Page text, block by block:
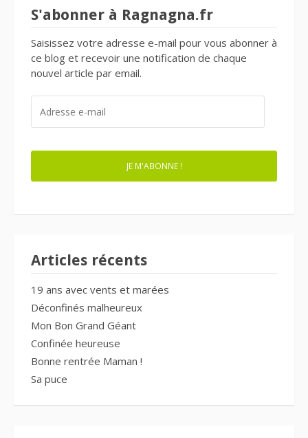
S'abonner à Ragnagna.fr
Saisissez votre adresse e-mail pour vous abonner à
ce blog et recevoir une notification de chaque
nouvel article par email.
MAIL
JE M'ABONNE !
Articles récents
19 ans avec vents et marées
Déconfinés malheureux
Mon Bon Grand Géant
Confinée heureuse
Bonne rentrée Maman !
Sa puce